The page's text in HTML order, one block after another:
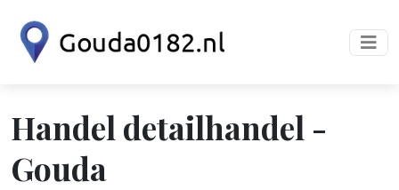
Handel detailhandel -
Gouda